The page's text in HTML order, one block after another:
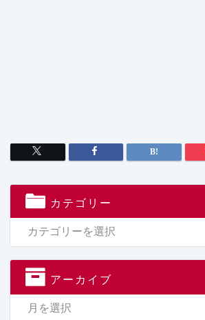
カテゴリー
アーカイブ